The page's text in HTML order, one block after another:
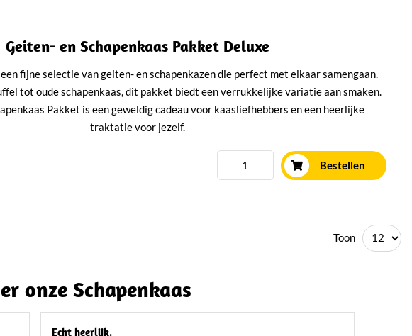
Geiten- en Schapenkaas Pakket Deluxe
fijne selectie van geiten- en schapenkazen die perfect met elkaar samengaan.
tot oude schapenkaas, dit pakket biedt een verrukkelijke variatie aan smaken.
Pakket is een geweldig cadeau voor kaasliefhebbers en een heerlijke
traktatie voor jezelf.
Bestellen
Toon
onze Schapenkaas
Echt heerlijk.